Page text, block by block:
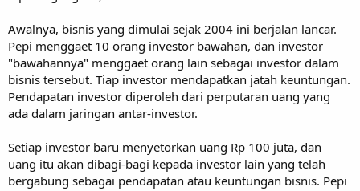
Awalnya, bisnis yang dimulai sejak 2004 ini berjalan lancar.
Pepi menggaet 10 orang investor bawahan, dan investor
"bawahannya" menggaet orang lain sebagai investor dalam
bisnis tersebut. Tiap investor mendapatkan jatah keuntungan.
Pendapatan investor diperoleh dari perputaran uang yang
ada dalam jaringan antar-investor.
Setiap investor baru menyetorkan uang Rp 100 juta, dan
uang itu akan dibagi-bagi kepada investor lain yang telah
bergabung sebagai pendapatan atau keuntungan bisnis. Pepi